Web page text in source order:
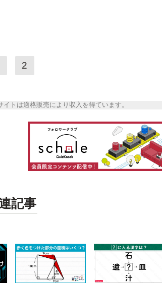
2
トは適格販売により収入を得ています。
記事